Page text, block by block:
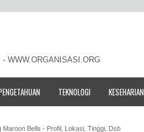
WWW.ORGANISASI.ORG
TEKNOLOGI KESEHARIAN
Maroon Bells - Profil, Lokasi, Tinggi, Dsb